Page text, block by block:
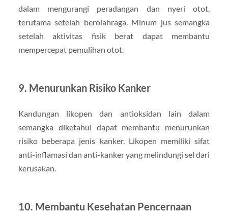
dalam mengurangi peradangan dan nyeri otot,
terutama setelah berolahraga. Minum jus semangka
setelah aktivitas fisik berat dapat membantu
mempercepat pemulihan otot.
9. Menurunkan Risiko Kanker
Kandungan likopen dan antioksidan lain dalam
semangka diketahui dapat membantu menurunkan
risiko beberapa jenis kanker. Likopen memiliki sifat
anti-inflamasi dan anti-kanker yang melindungi sel dari
kerusakan.
10. Membantu Kesehatan Pencernaan